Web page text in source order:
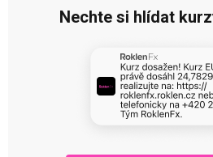
Nechte si hlídat